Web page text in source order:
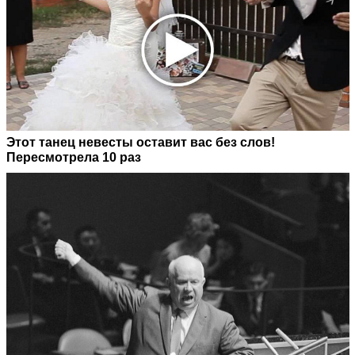
Этот танец невесты оставит вас без слов!
Пересмотрела 10 раз